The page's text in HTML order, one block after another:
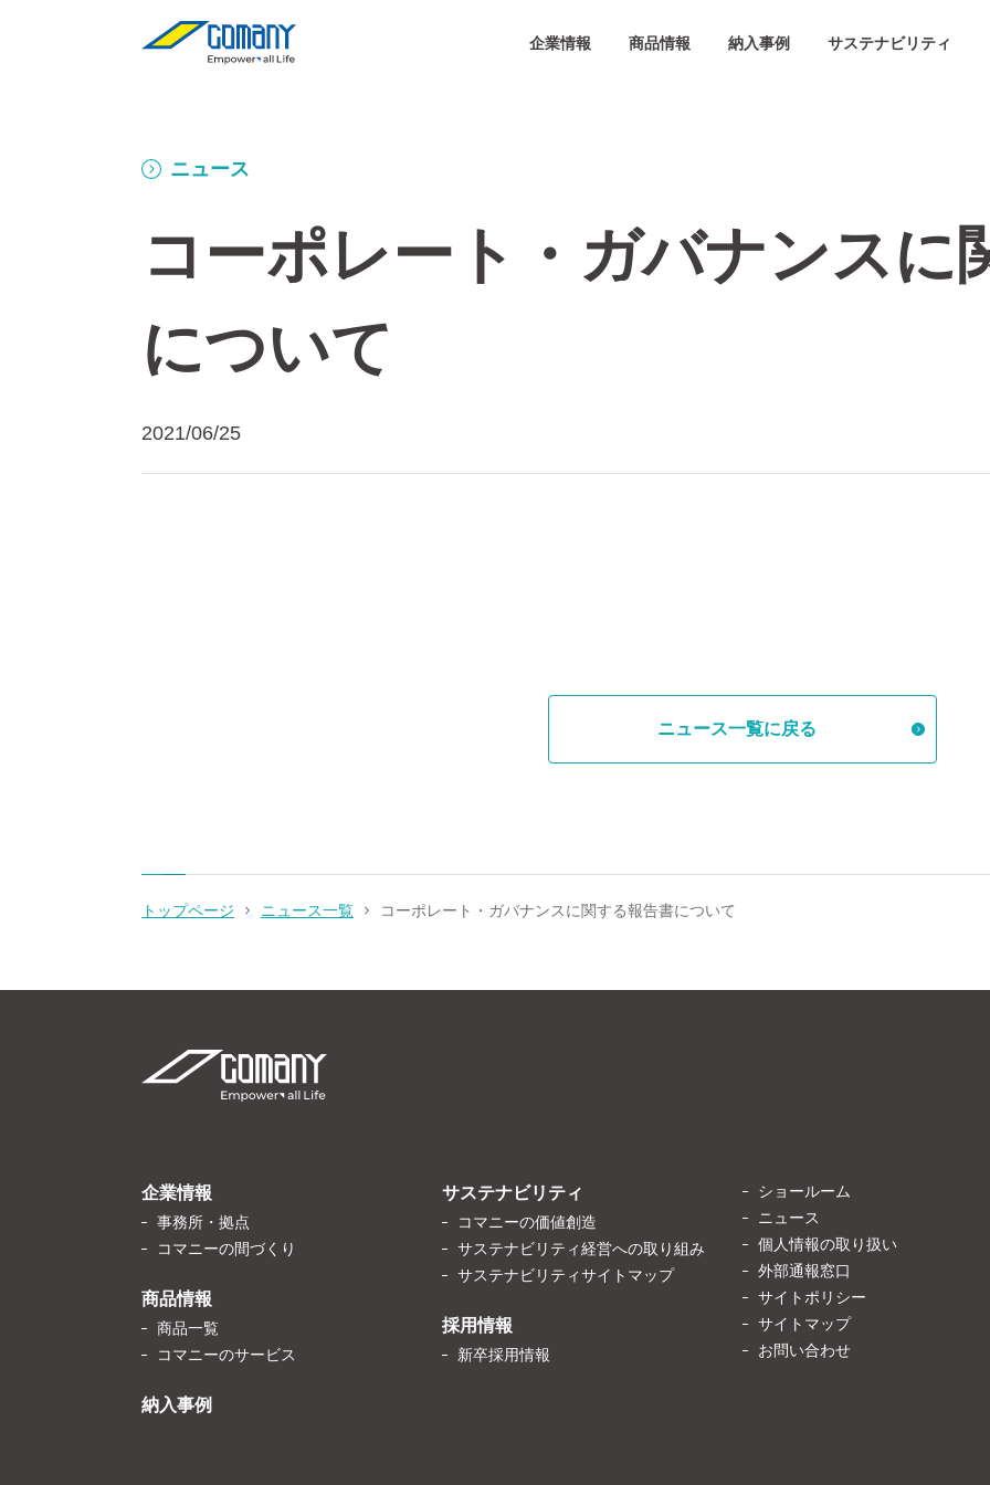
企業情報 商品情報 納入事例 サステナビリティ
ニュース
コーポレート・ガバナンスに
について
2021/06/25
ニュース一覧に戻る
トップページ ニュース一覧 コーポレート・ガバナンスに関する報告書について
企業情報
事務所・拠点
コマニーの間づくり
商品情報
商品一覧
コマニーのサービス
納入事例
サステナビリティ
コマニーの価値創造
サステナビリティ経営への取り組み
サステナビリティサイトマップ
採用情報
新卒採用情報
ショールーム
ニュース
個人情報の取り扱い
外部通報窓口
サイトポリシー
サイトマップ
お問い合わせ